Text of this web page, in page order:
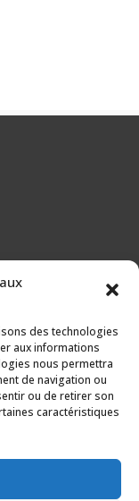
des technologies
aux informations
nous permettra
de navigation ou
ou de retirer son
caractéristiques
rural :